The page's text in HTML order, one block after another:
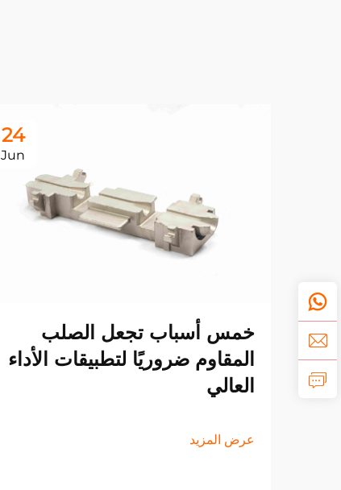
24
Jun
خمس أسباب تجعل الصلب
المقاوم ضروريًا لتطبيقات الأداء
العالي
عرض المزيد